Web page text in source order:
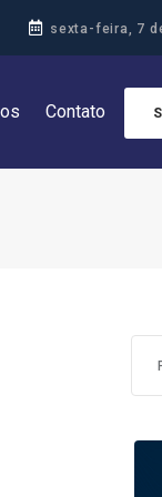
sexta-feira, 7
Contato